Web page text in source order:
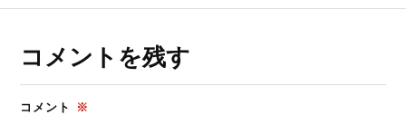
コメントを残す
コメント ※